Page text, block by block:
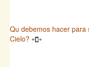
Qu debemos hacer
Cielo?